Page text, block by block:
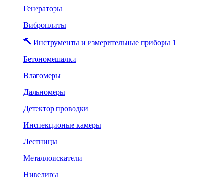
Генераторы
Виброплиты
Инструменты и измерительные приборы 1
Бетономешалки
Влагомеры
Дальномеры
Детектор проводки
Инспекционые камеры
Лестницы
Металлоискатели
Нивелиры